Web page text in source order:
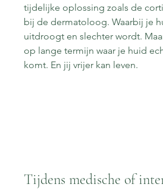
tijdelijke oplossing zoals de
bij de dermatoloog. Waarbij je
uitdroogt en slechter wordt.
op lange termijn waar je huid
komt. En jij vrijer kan leven.
Tijdens medische of